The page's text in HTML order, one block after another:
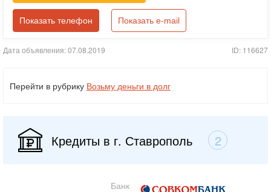
Показать телефон Показать e-mail
Дата объявления: 07.08.2019 ID: 116627
Перейти в рубрику Возьму деньги в долг
Кредиты в г. Ставрополь 2
Банк